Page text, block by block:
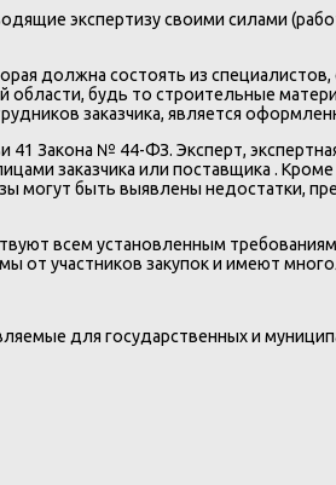
экспертизу своими силами
должна состоять из
будь то строительные
заказчика, является
Закона № 44-ФЗ. Эксперт,
заказчика или поставщика .
могут быть выявлены недостатки,
всем установленным
участников закупок и имеют
для государственных и